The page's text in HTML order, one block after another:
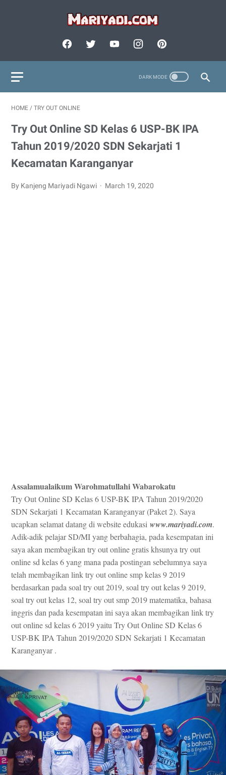
HOME / TRY OUT ONLINE
Try Out Online SD Kelas 6 USP-BK IPA
Tahun 2019/2020 SDN Sekarjati 1
Kecamatan Karanganyar
By Kanjeng Mariyadi Ngawi March 19, 2020
Assalamualaikum Warohmatullahi Wabarokatu
Try Out Online SD Kelas 6 USP-BK IPA Tahun 2019/2020
SDN Sekarjati 1 Kecamatan Karanganyar (Paket 2). Saya
ucapkan selamat datang di website edukasi www.mariyadi.com.
Adik-adik pelajar SD/MI yang berbahagia, pada kesempatan ini
saya akan membagikan try out online gratis khsunya try out
online sd kelas 6 yang mana pada postingan sebelumnya saya
telah membagikan link try out online smp kelas 9 2019
berdasarkan pada soal try out 2019, soal try out kelas 9 2019,
soal try out kelas 12, soal try out smp 2019 matematika, bahasa
inggris dan pada kesempatan ini saya akan membagikan link try
out online sd kelas 6 2019 yaitu Try Out Online SD Kelas 6
USP-BK IPA Tahun 2019/2020 SDN Sekarjati 1 Kecamatan
Karanganyar .